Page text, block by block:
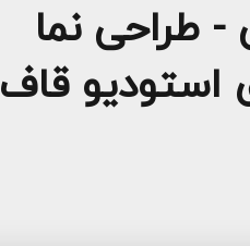
طراحی نما
استودیو قاف